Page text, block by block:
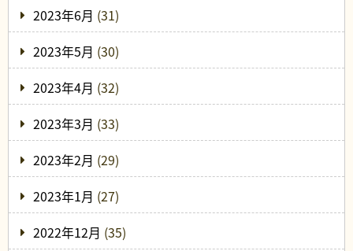
2023年6月 (31)
2023年5月 (30)
2023年4月 (32)
2023年3月 (33)
2023年2月 (29)
2023年1月 (27)
2022年12月 (35)